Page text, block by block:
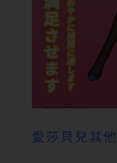
愛莎貝兒其